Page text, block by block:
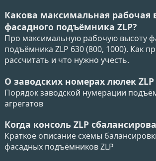
Какова максимальная рабочая
фасадного подъёмника ZLP?
Про максимальную рабочую высоту
подъёмника ZLP 630 (800, 1000). Как
рассчитать и что нужно учесть.
О заводских номерах люлек ZLP
Порядок заводской нумерации
агрегатов
Когда консоль ZLP
Краткое описание схемы
фасадных подъёмников ZLP